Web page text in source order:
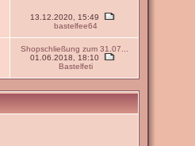
13.12.2020, 15:49
bastelfee64
Shopschließung zum 31.07...
01.06.2018, 18:10
Bastelfeti